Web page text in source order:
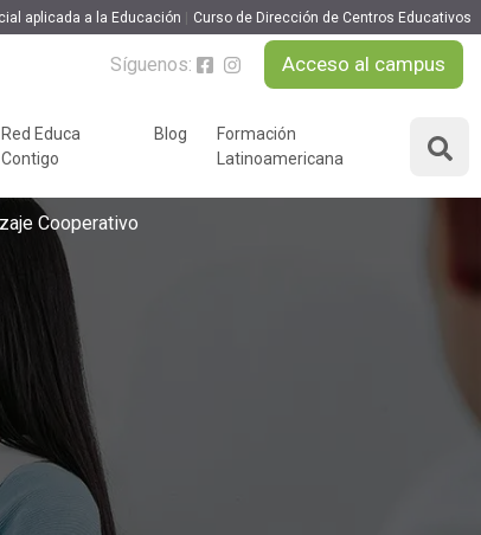
aplicada a la Educación Curso de Dirección de Centros Educativos
Síguenos: Acceso al campus
ÁREAS DE FORMACIÓN
Desarrollo Personal y
Liderazgo
Educación y Docencia
Formación Empresarial
Idiomas
Nuevas Tecnologías y
Tics
Ocio y Tiempo Libre
Red Educa
Contigo
Blog
Formación
Latinoamericana
Cooperativo